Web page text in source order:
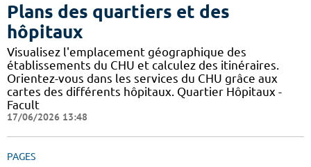
Plans des quartiers et des
hôpitaux
Visualisez l'emplacement géographique des
établissements du CHU et calculez des itinéraires.
Orientez-vous dans les services du CHU grâce aux
cartes des différents hôpitaux. Quartier Hôpitaux -
Facult
17/06/2026 13:48
PAGES